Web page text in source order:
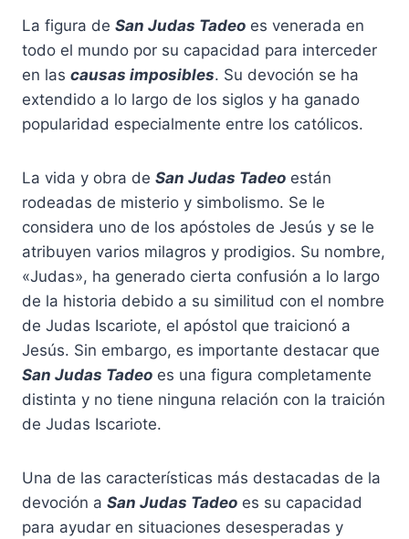
La figura de San Judas Tadeo es venerada en
todo el mundo por su capacidad para interceder
en las causas imposibles. Su devoción se ha
extendido a lo largo de los siglos y ha ganado
popularidad especialmente entre los católicos.
La vida y obra de San Judas Tadeo están
rodeadas de misterio y simbolismo. Se le
considera uno de los apóstoles de Jesús y se le
atribuyen varios milagros y prodigios. Su nombre,
«Judas», ha generado cierta confusión a lo largo
de la historia debido a su similitud con el nombre
de Judas Iscariote, el apóstol que traicionó a
Jesús. Sin embargo, es importante destacar que
San Judas Tadeo es una figura completamente
distinta y no tiene ninguna relación con la traición
de Judas Iscariote.
Una de las características más destacadas de la
devoción a San Judas Tadeo es su capacidad
para ayudar en situaciones desesperadas y